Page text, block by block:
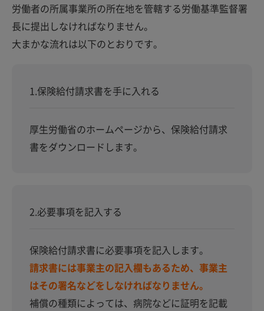
労働者の所属事業所の所在地を管轄する労働基準監督署
長に提出しなければなりません。
大まかな流れは以下のとおりです。
1.保険給付請求書を手に入れる
厚生労働省のホームページから、保険給付請求
書をダウンロードします。
2.必要事項を記入する
保険給付請求書に必要事項を記入します。
請求書には事業主の記入欄もあるため、事業主
はその署名などをしなければなりません。
補償の種類によっては、病院などに証明を記載